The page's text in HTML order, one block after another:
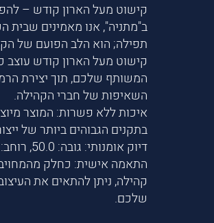
קישוט מעל הארון קודש –
ב"מתניה", אנו מאמינים
תפילה; הוא הלב הפועם של
קישוט מעל הארון קודש עוצב
המשותף שלכם, תוך יצירת
השאיפות של חברי הקהילה.
איכות ללא פשרות: המוצר
בתקנים הגבוהים ביותר של
דיוק אומנותי: גובה: 50.0, רוחב: 50.0.
התאמה אישית: כחלק
קהילה, ניתן להתאים את
שלכם.